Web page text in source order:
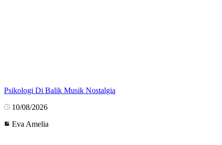
Psikologi Di Balik Musik Nostalgia
10/08/2026
Eva Amelia